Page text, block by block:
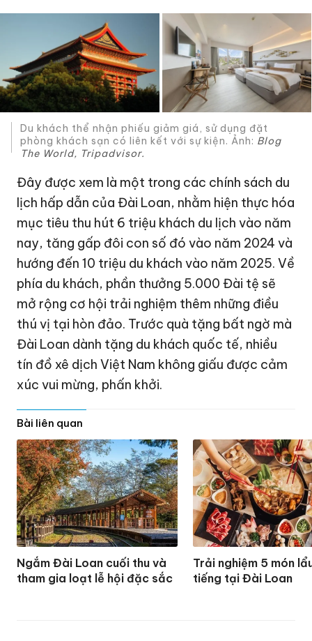
Du khách thể nhận phiếu giảm giá, sử dụng đặt
phòng khách sạn có liên kết với sự kiện. Ảnh: Blog
The World, Tripadvisor.
Đây được xem là một trong các chính sách du
lịch hấp dẫn của Đài Loan, nhằm hiện thực hóa
mục tiêu thu hút 6 triệu khách du lịch vào năm
nay, tăng gấp đôi con số đó vào năm 2024 và
hướng đến 10 triệu du khách vào năm 2025. Về
phía du khách, phần thưởng 5.000 Đài tệ sẽ
mở rộng cơ hội trải nghiệm thêm những điều
thú vị tại hòn đảo. Trước quà tặng bất ngờ mà
Đài Loan dành tặng du khách quốc tế, nhiều
tín đồ xê dịch Việt Nam không giấu được cảm
xúc vui mừng, phấn khởi.
Bài liên quan
Ngắm Đài Loan cuối thu và
tham gia loạt lễ hội đặc sắc
Trải nghiệm 5 món
tiếng tại Đài Loan